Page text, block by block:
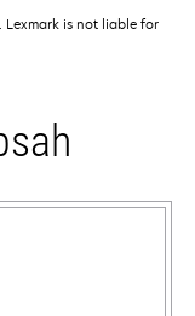
is not liable for